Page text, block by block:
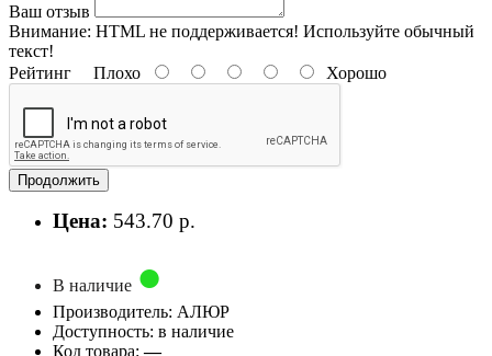
Ваш отзыв
Внимание: HTML не поддерживается! Используйте обычный
текст!
Рейтинг Плохо Хорошо
Продолжить
Цена: 543.70 р.
В наличие
Производитель: АЛЮР
Доступность: в наличие
Код товара:—